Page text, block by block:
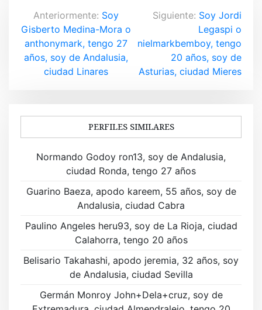
N
a
v
ó
n
e
Anteriormente: Soy
Gisberto Medina-Mora o
anthonymark, tengo 27
años, soy de Andalusia,
ciudad Linares
Siguiente: Soy Jordi
Legaspi o
nielmarkbemboy, tengo
20 años, soy de
Asturias, ciudad Mieres
PERFILES SIMILARES
Normando Godoy ron13, soy de Andalusia,
ciudad Ronda, tengo 27 años
Guarino Baeza, apodo kareem, 55 años, soy de
Andalusia, ciudad Cabra
Paulino Angeles heru93, soy de La Rioja, ciudad
Calahorra, tengo 20 años
Belisario Takahashi, apodo jeremia, 32 años, soy
de Andalusia, ciudad Sevilla
Germán Monroy John+Dela+cruz, soy de